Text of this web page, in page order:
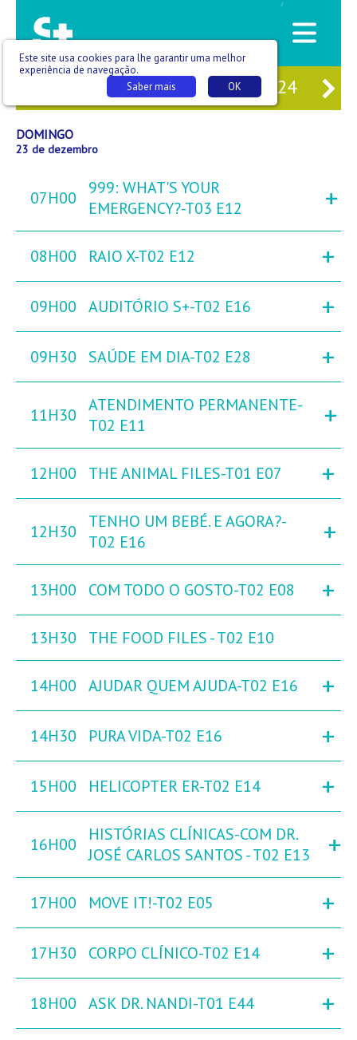
/
22 DOM 23 SEG 24
DOMINGO
23 de dezembro
07H00
999: WHAT'S YOUR
EMERGENCY?-T03 E12
+
08H00 RAIO X-T02 E12 +
09H00 AUDITÓRIO S+-T02 E16 +
09H30 SAÚDE EM DIA-T02 E28 +
11H30
ATENDIMENTO PERMANENTE-
T02 E11
+
12H00 THE ANIMAL FILES-T01 E07 +
12H30
TENHO UM BEBÉ. E AGORA?-
T02 E16
+
13H00 COM TODO O GOSTO-T02 E08 +
13H30 THE FOOD FILES - T02 E10
14H00 AJUDAR QUEM AJUDA-T02 E16 +
14H30 PURA VIDA-T02 E16 +
15H00 HELICOPTER ER-T02 E14 +
16H00
HISTÓRIAS CLÍNICAS-COM DR.
JOSÉ CARLOS SANTOS - T02 E13
+
17H00 MOVE IT!-T02 E05 +
17H30 CORPO CLÍNICO-T02 E14 +
18H00 ASK DR. NANDI-T01 E44 +
Este site usa cookies para lhe garantir uma melhor
experiência de navegação.
OK
Saber mais